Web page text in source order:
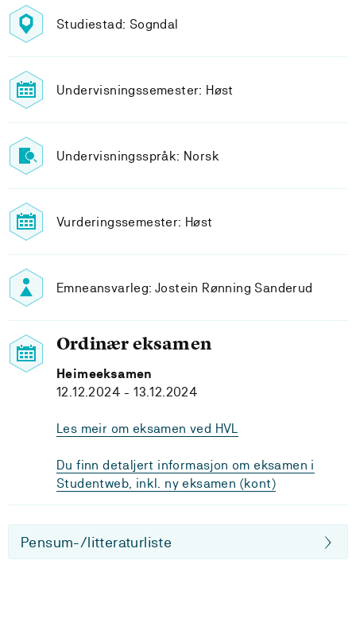
Studiestad: Sogndal
Undervisningssemester: Høst
Undervisningsspråk: Norsk
Vurderingssemester: Høst
Emneansvarleg: Jostein Rønning Sanderud
Ordinær eksamen
Heimeeksamen
12.12.2024 - 13.12.2024
Les meir om eksamen ved HVL
Du finn detaljert informasjon om eksamen i
Studentweb, inkl. ny eksamen (kont)
Pensum-/litteraturliste